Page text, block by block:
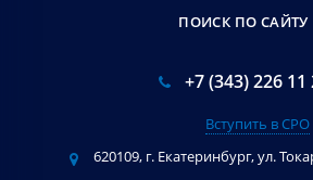
ПОИСК ПО САЙТУ
+7 (343) 226 11
Вступить в СРО
620109, г. Екатеринбург, ул.